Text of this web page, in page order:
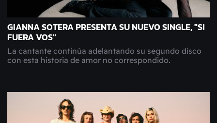
GIANNA SOTERA PRESENTA SU NUEVO SINGLE, "SI
FUERA VOS"
La cantante continúa adelantando su segundo disco
con esta historia de amor no correspondido.